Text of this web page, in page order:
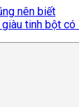
nên biết
tinh bột